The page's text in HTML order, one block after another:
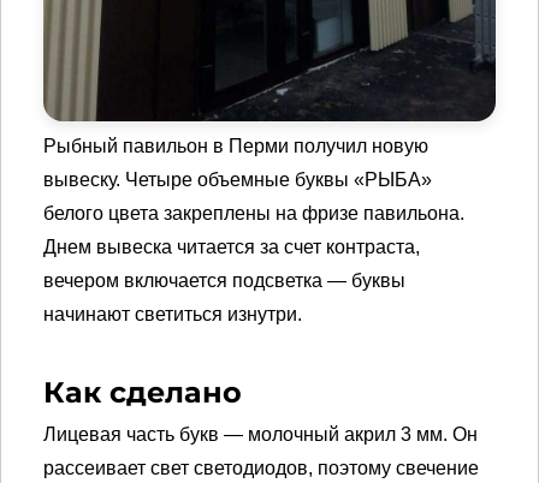
Рыбный павильон в Перми получил новую
вывеску. Четыре объемные буквы «РЫБА»
белого цвета закреплены на фризе павильона.
Днем вывеска читается за счет контраста,
вечером включается подсветка — буквы
начинают светиться изнутри.
Как сделано
Лицевая часть букв — молочный акрил 3 мм. Он
рассеивает свет светодиодов, поэтому свечение